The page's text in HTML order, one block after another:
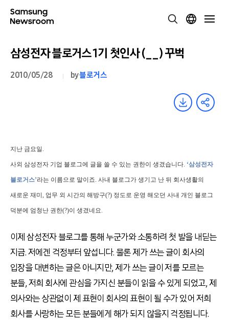
삼성전자 블로거스 1기 첫인사 (__) 꾸벅
2010/05/28 by블로거스
지난 금요일.
사외 삼성전자 기업 블로그에 글을 쓸 수 있는 권한이 생겼습니다. ‘삼성전자
블로거스’라는 이름으로 말이죠. 사내 블로그가 생기고 난 뒤 회사생활의
새로운 재미, 업무 외 시간의 해방구(?) 정도로 운영 해오던 사내 개인 블로그
덕분에 엄청난 권한(?)이 생겼네요.
이제 삼성전자 블로그를 통해 누군가와 소통하려 첫 발을 내딛는
지금. 저에겐 걱정부터 앞섭니다. 물론 제가 쓰는 글이 회사의
입장을 대변하는 글은 아니지만, 제가 쓰는 글이 저를 모르는
분들, 저희 회사에 관심을 가지신 분들이 읽을 수 있게 되었고, 제
의사와는 상관없이 제 표현이 회사의 표현이 될 수가 있어 저희
회사를 사랑하는 모든 분들에게 해가 되지 않을지 걱정됩니다.